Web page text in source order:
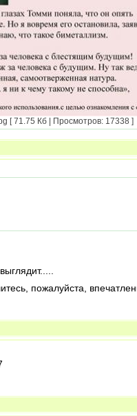
[ 71.75 Кб | Просмотров: 17338 ]
пожалуйста,